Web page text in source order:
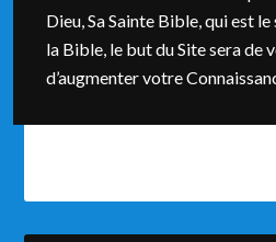
Dieu, Sa Sainte Bible, qui est
la Bible, le but du Site sera de
d’augmenter votre